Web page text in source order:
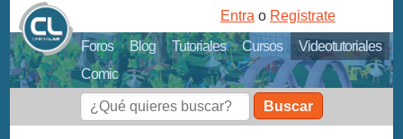
Foros Blog Tutoriales Cursos
Videotutoriales
Comic
Entra o Registrate
Buscar